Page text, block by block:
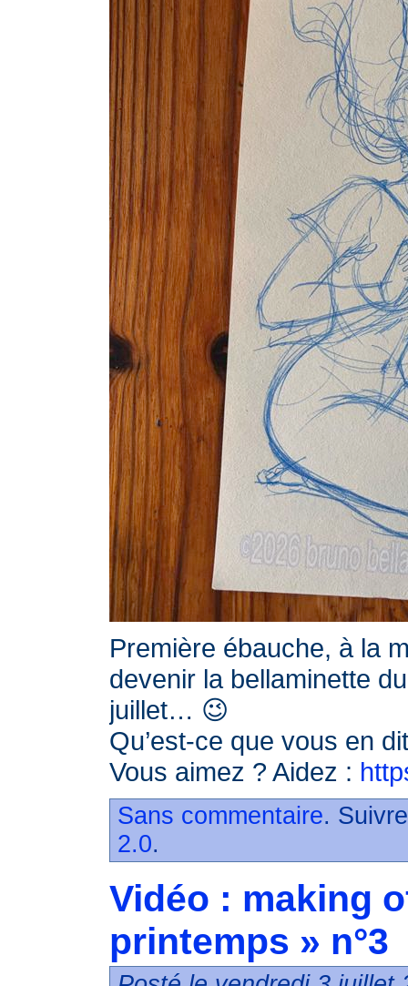
Première ébauche, à la
devenir la bellaminette
juillet… 😉
Qu’est-ce que vous en
Vous aimez ? Aidez :
Sans commentaire.
2.0.
Vidéo : making
printemps » n°3